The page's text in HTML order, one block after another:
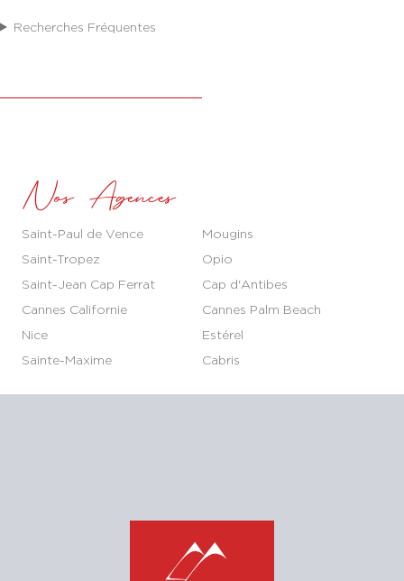
Recherches Fréquentes
Nos Agences
Saint-Paul de Vence
Mougins
Saint-Tropez
Opio
Saint-Jean Cap Ferrat
Cap d'Antibes
Cannes Californie
Cannes Palm Beach
Nice
Estérel
Sainte-Maxime
Cabris